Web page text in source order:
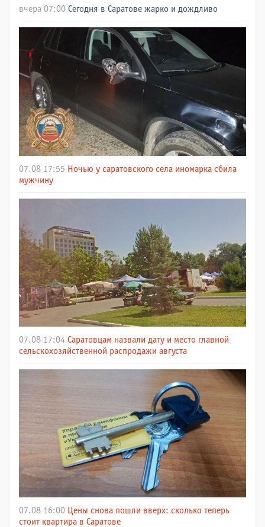
вчера 07:00 Сегодня в Саратове жарко и дождливо
07.08 17:55 Ночью у саратовского села иномарка сбила
мужчину
07.08 17:04 Саратовцам назвали дату и место главной
сельскохозяйственной распродажи августа
07.08 16:00 Цены снова пошли вверх: сколько теперь
стоит квартира в Саратове